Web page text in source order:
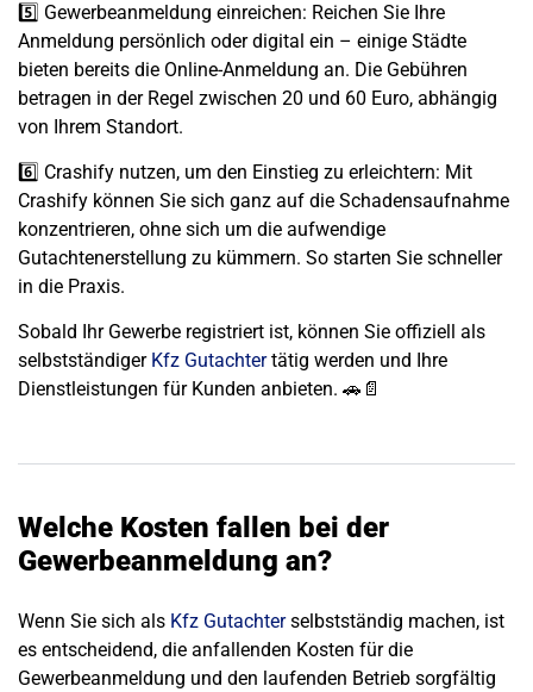
5️⃣ Gewerbeanmeldung einreichen: Reichen Sie Ihre
Anmeldung persönlich oder digital ein – einige Städte
bieten bereits die Online-Anmeldung an. Die Gebühren
betragen in der Regel zwischen 20 und 60 Euro, abhängig
von Ihrem Standort.
6️⃣ Crashify nutzen, um den Einstieg zu erleichtern: Mit
Crashify können Sie sich ganz auf die Schadensaufnahme
konzentrieren, ohne sich um die aufwendige
Gutachtenerstellung zu kümmern. So starten Sie schneller
in die Praxis.
Sobald Ihr Gewerbe registriert ist, können Sie offiziell als
selbstständiger Kfz Gutachtertätig werden und Ihre
Dienstleistungen für Kunden anbieten. 🚗📄
Welche Kosten fallen bei der
Gewerbeanmeldung an?
Wenn Sie sich als Kfz Gutachterselbstständig machen, ist
es entscheidend, die anfallenden Kosten für die
Gewerbeanmeldung und den laufenden Betrieb sorgfältig